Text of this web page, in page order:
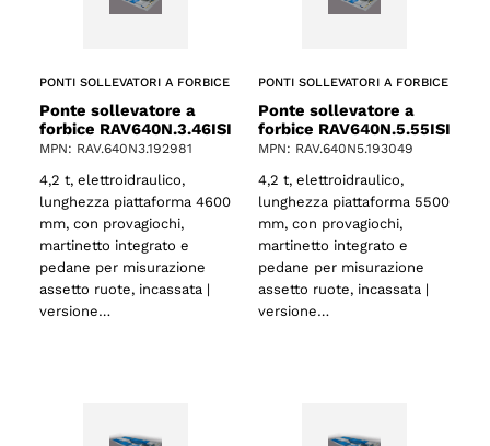
PONTI SOLLEVATORI A FORBICE
Ponte sollevatore a
forbice RAV640N.3.46ISI
MPN: RAV.640N3.192981
4,2 t, elettroidraulico,
lunghezza piattaforma 4600
mm, con provagiochi,
martinetto integrato e
pedane per misurazione
assetto ruote, incassata |
versione…
PONTI SOLLEVATORI A FORBICE
Ponte sollevatore a
forbice RAV640N.5.55ISI
MPN: RAV.640N5.193049
4,2 t, elettroidraulico,
lunghezza piattaforma 5500
mm, con provagiochi,
martinetto integrato e
pedane per misurazione
assetto ruote, incassata |
versione…